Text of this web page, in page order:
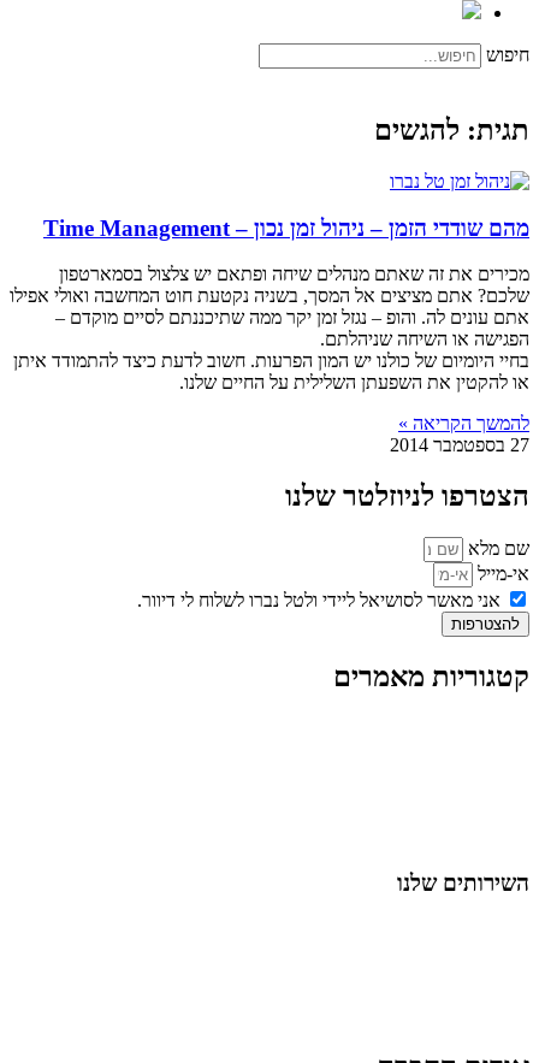
חיפוש
תגית: להגשים
מהם שודדי הזמן – ניהול זמן נכון – Time Management
מכירים את זה שאתם מנהלים שיחה ופתאם יש צלצול בסמארטפון
שלכם? אתם מציצים אל המסך, בשניה נקטעת חוט המחשבה ואולי אפילו
אתם עונים לה. והופ – נגזל זמן יקר ממה שתיכננתם לסיים מוקדם –
הפגישה או השיחה שניהלתם.
בחיי היומיום של כולנו יש המון הפרעות. חשוב לדעת כיצד להתמודד איתן
או להקטין את השפעתן השלילית על החיים שלנו.
להמשך הקריאה »
27 בספטמבר 2014
הצטרפו לניוזלטר שלנו
שם מלא
אי-מייל
אני מאשר לסושיאל ליידי ולטל נברו לשלוח לי דיוור.
להצטרפות
קטגוריות מאמרים
השירותים שלנו